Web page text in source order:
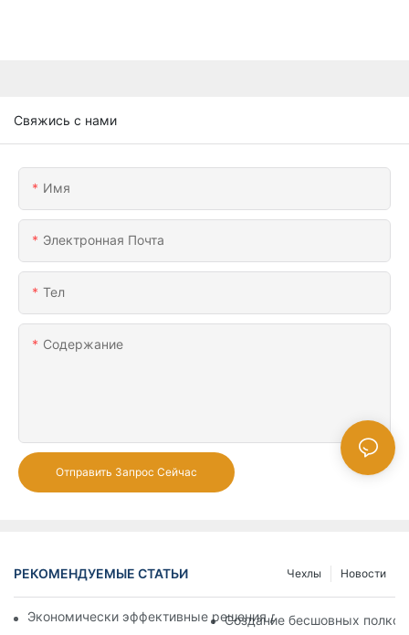
Свяжись с нами
Имя
Электронная Почта
Тел
Содержание
Отправить Запрос Сейчас
РЕКОМЕНДУЕМЫЕ СТАТЬИ Новости
Чехлы
Экономически эффективные решения для супермаркетов:
Создание бесшовных